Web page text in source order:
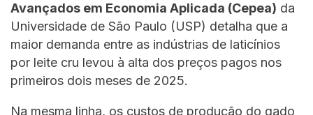
Avançados em Economia Aplicada (Cepea) da
Universidade de São Paulo (USP) detalha que a
maior demanda entre as indústrias de laticínios
por leite cru levou à alta dos preços pagos nos
primeiros dois meses de 2025.
Na mesma linha, os custos de produção do gado